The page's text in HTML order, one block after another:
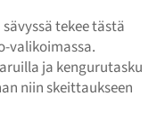
tekee tästä
valikoimassa.
ja kengurutasku
niin skeittaukseen